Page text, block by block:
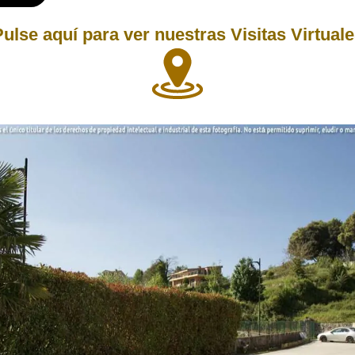
aquí para ver nuestras Visitas